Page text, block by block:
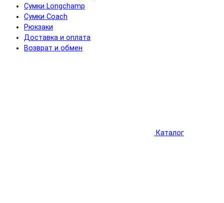
Сумки Longchamp
Сумки Coach
Рюкзаки
Доставка и оплата
Возврат и обмен
Каталог